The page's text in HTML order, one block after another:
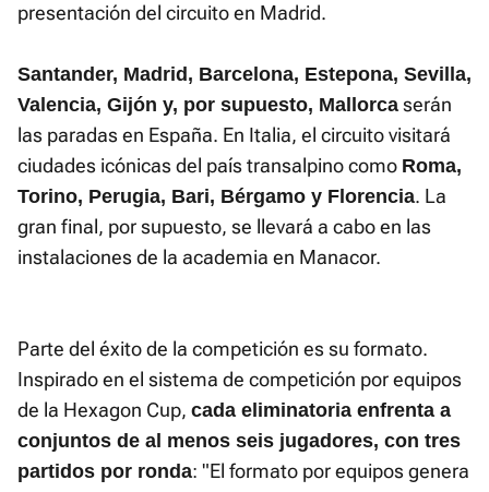
presentación del circuito en Madrid.
Santander, Madrid, Barcelona, Estepona, Sevilla,
Valencia, Gijón y, por supuesto, Mallorca serán
las paradas en España. En Italia, el circuito visitará
ciudades icónicas del país transalpino como Roma,
Torino, Perugia, Bari, Bérgamo y Florencia. La
gran final, por supuesto, se llevará a cabo en las
instalaciones de la academia en Manacor.
Parte del éxito de la competición es su formato.
Inspirado en el sistema de competición por equipos
de la Hexagon Cup, cada eliminatoria enfrenta a
conjuntos de al menos seis jugadores, con tres
partidos por ronda: "El formato por equipos genera